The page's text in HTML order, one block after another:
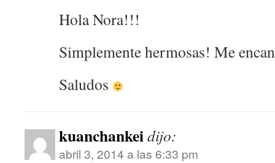
Hola Nora!!!
Simplemente hermosas! Me
Saludos
kuanchankeidijo:
abril 3, 2014 a las 6:33 pm